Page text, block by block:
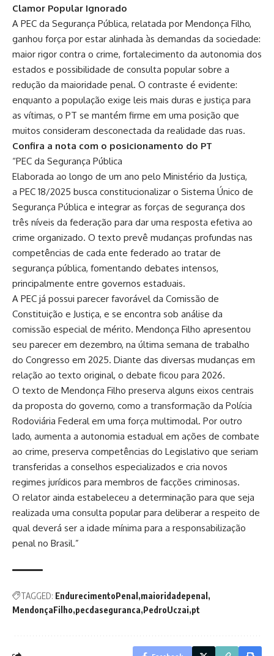
Clamor Popular Ignorado
A PEC da Segurança Pública, relatada por Mendonça Filho,
ganhou força por estar alinhada às demandas da sociedade:
maior rigor contra o crime, fortalecimento da autonomia dos
estados e possibilidade de consulta popular sobre a
redução da maioridade penal. O contraste é evidente:
enquanto a população exige leis mais duras e justiça para
as vítimas, o PT se mantém firme em uma posição que
muitos consideram desconectada da realidade das ruas.
Confira a nota com o posicionamento do PT
“PEC da Segurança Pública
Elaborada ao longo de um ano pelo Ministério da Justiça,
a PEC 18/2025 busca constitucionalizar o Sistema Único de
Segurança Pública e integrar as forças de segurança dos
três níveis da federação para dar uma resposta efetiva ao
crime organizado. O texto prevê mudanças profundas nas
competências de cada ente federado ao tratar de
segurança pública, fomentando debates intensos,
principalmente entre governos estaduais.
A PEC já possui parecer favorável da Comissão de
Constituição e Justiça, e se encontra sob análise da
comissão especial de mérito. Mendonça Filho apresentou
seu parecer em dezembro, na última semana de trabalho
do Congresso em 2025. Diante das diversas mudanças em
relação ao texto original, o debate ficou para 2026.
O texto de Mendonça Filho preserva alguns eixos centrais
da proposta do governo, como a transformação da Polícia
Rodoviária Federal em uma força multimodal. Por outro
lado, aumenta a autonomia estadual em ações de combate
ao crime, preserva competências do Legislativo que seriam
transferidas a conselhos especializados e cria novos
regimes jurídicos para membros de facções criminosas.
O relator ainda estabeleceu a determinação para que seja
realizada uma consulta popular para deliberar a respeito de
qual deverá ser a idade mínima para a responsabilização
penal no Brasil.”
TAGGED: EndurecimentoPenal maioridadepenal
MendonçaFilho pecdaseguranca PedroUczai pt